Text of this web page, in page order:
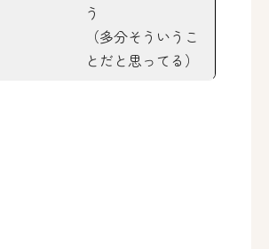
う
（多分そういうこ
とだと思ってる）